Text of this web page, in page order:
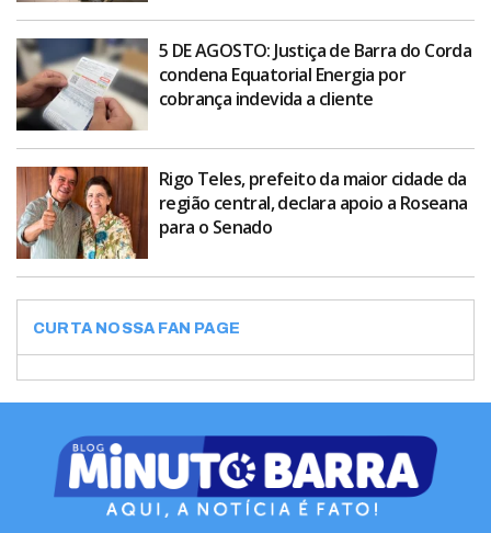
5 DE AGOSTO: Justiça de Barra do Corda
condena Equatorial Energia por
cobrança indevida a cliente
Rigo Teles, prefeito da maior cidade da
região central, declara apoio a Roseana
para o Senado
CURTA NOSSA FAN PAGE